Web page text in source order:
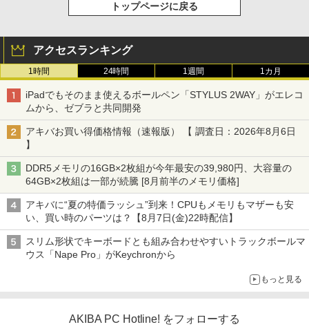
トップページに戻る
アクセスランキング
1時間 24時間 1週間 1カ月
iPadでもそのまま使えるボールペン「STYLUS 2WAY」がエレコ
ムから、ゼブラと共同開発
アキバお買い得価格情報（速報版） 【 調査日：2026年8月6日
】
DDR5メモリの16GB×2枚組が今年最安の39,980円、大容量の
64GB×2枚組は一部が続騰 [8月前半のメモリ価格]
アキバに“夏の特価ラッシュ”到来！CPUもメモリもマザーも安
い、買い時のパーツは？【8月7日(金)22時配信】
スリム形状でキーボードとも組み合わせやすいトラックボールマ
ウス「Nape Pro」がKeychronから
もっと見る
AKIBA PC Hotline! をフォローする